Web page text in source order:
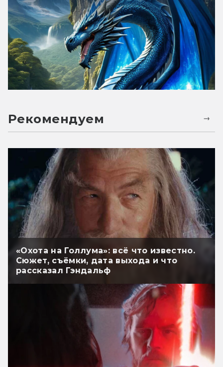
Рекомендуем
«Охота на Голлума»: всё что известно.
Сюжет, съёмки, дата выхода и что
рассказал Гэндальф